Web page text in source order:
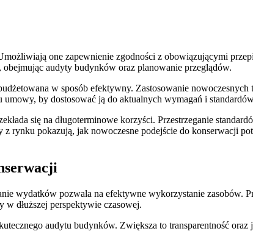
one zapewnienie zgodności z obowiązującymi
audyty budynków oraz planowanie przeglądów.
w sposób efektywny. Zastosowanie
by dostosować ją do aktualnych wymagań i
się na długoterminowe korzyści. Przestrzeganie
pokazują, jak nowoczesne podejście do konserwacji
wydatków pozwala na efektywne wykorzystanie zasobów.
dłuższej perspektywie czasowej.
audytu budynków. Zwiększa to transparentność oraz